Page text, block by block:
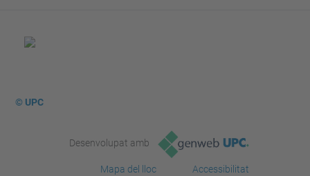
© UPC
Desenvolupat amb
Mapa del lloc
Accessibilitat